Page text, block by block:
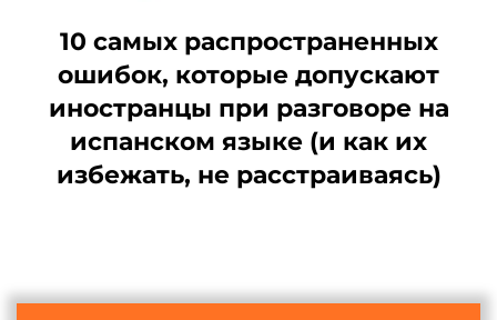
10 самых распространенных
ошибок, которые допускают
иностранцы при разговоре на
испанском языке (и как их
избежать, не расстраиваясь)